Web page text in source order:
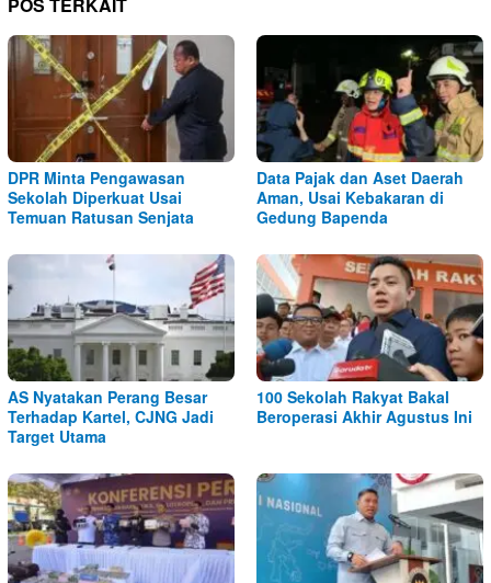
DPR Minta Pengawasan
Sekolah Diperkuat Usai
Temuan Ratusan Senjata
Data Pajak dan Aset Daerah
Aman, Usai Kebakaran di
Gedung Bapenda
AS Nyatakan Perang Besar
Terhadap Kartel, CJNG Jadi
Target Utama
100 Sekolah Rakyat Bakal
Beroperasi Akhir Agustus Ini